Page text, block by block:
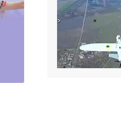
МИД России дал
совет Германии